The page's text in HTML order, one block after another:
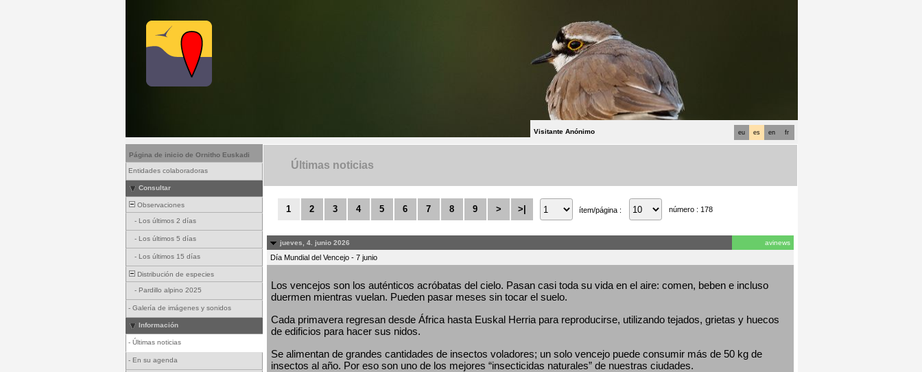
fr
en
es
eu
Visitante Anónimo
Página de inicio de Ornitho Euskadi
Entidades colaboradoras
Consultar
Observaciones
- Los últimos 2 días
- Los últimos 5 días
- Los últimos 15 días
Distribución de especies
- Pardillo alpino 2025
- Galería de imágenes y sonidos
Información
- Últimas noticias
- En su agenda
Últimas noticias
1 2 3 4 5 6 7 8 9 > >| ítem/página : número : 178
jueves, 4. junio 2026 avinews
Día Mundial del Vencejo - 7 junio
Los vencejos son los auténticos acróbatas del cielo. Pasan casi toda su vida en el aire: comen, beben e incluso
duermen mientras vuelan. Pueden pasar meses sin tocar el suelo.
Cada primavera regresan desde África hasta Euskal Herria para reproducirse, utilizando tejados, grietas y huecos
de edificios para hacer sus nidos.
Se alimentan de grandes cantidades de insectos voladores; un solo vencejo puede consumir más de 50 kg de
insectos al año. Por eso son uno de los mejores “insecticidas naturales” de nuestras ciudades.